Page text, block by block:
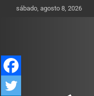
sábado, agosto 8, 2026